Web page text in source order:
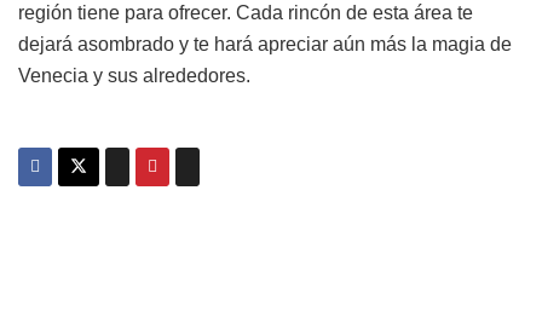
región tiene para ofrecer. Cada rincón de esta área te
dejará asombrado y te hará apreciar aún más la magia de
Venecia y sus alrededores.